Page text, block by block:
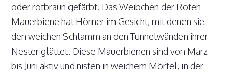
oder rotbraun gefärbt. Das Weibchen der Roten
Mauerbiene hat Hörner im Gesicht, mit denen sie
den weichen Schlamm an den Tunnelwänden ihrer
Nester glättet. Diese Mauerbienen sind von März
bis Juni aktiv und nisten in weichem Mörtel, in der